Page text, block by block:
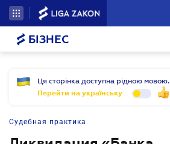
БІЗНЕС
Ця сторінка доступна рідною мовою.
Перейти на українську
Судебная практика